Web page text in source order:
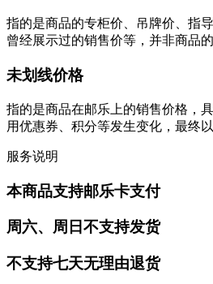
指的是商品的专柜价、吊牌价、指
曾经展示过的销售价等，并非商品
未划线价格
指的是商品在邮乐上的销售价格，
用优惠券、积分等发生变化，最终
服务说明
本商品支持邮乐卡支付
周六、周日不支持发货
不支持七天无理由退货